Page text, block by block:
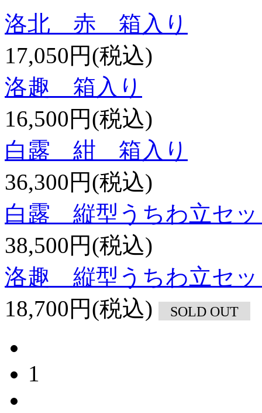
洛北 赤 箱入り
17,050円(税込)
洛趣 箱入り
16,500円(税込)
白露 紺 箱入り
36,300円(税込)
白露 縦型うちわ立セ
38,500円(税込)
洛趣 縦型うちわ立セ
18,700円(税込)
SOLD OUT
1